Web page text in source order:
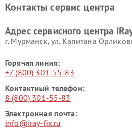
Контакты сервис центра
Адрес сервисного центра
г. Мурманск, ул. Капитана
Горячая линия:
+7 (800) 301-55-83
Контактный телефон:
8 (800) 301-55-83
Электронная почта:
info@iray-fix.ru